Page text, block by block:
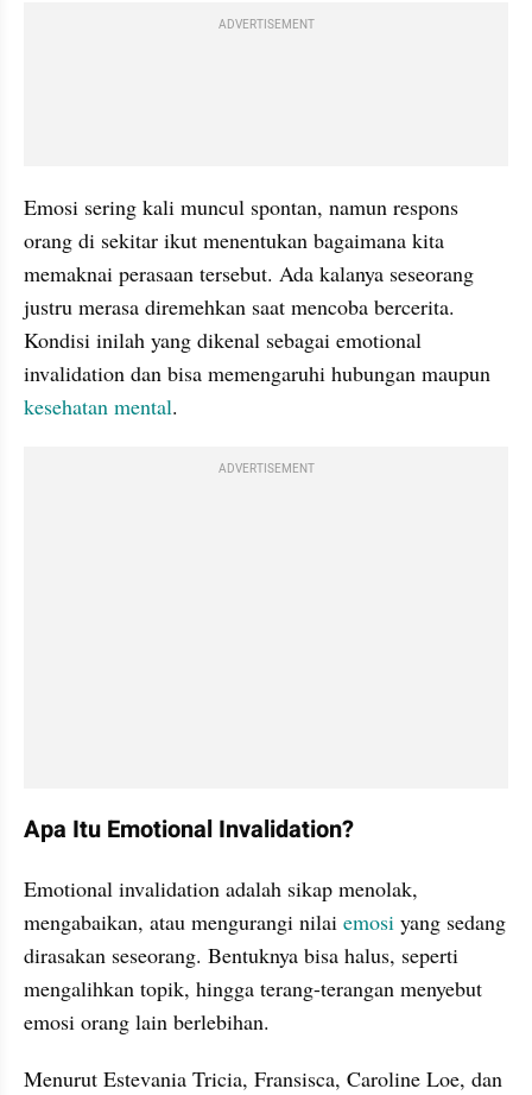
ADVERTISEMENT
Emosi sering kali muncul spontan, namun respons
orang di sekitar ikut menentukan bagaimana kita
memaknai perasaan tersebut. Ada kalanya seseorang
justru merasa diremehkan saat mencoba bercerita.
Kondisi inilah yang dikenal sebagai emotional
kesehatan mental.
ADVERTISEMENT
Apa Itu Emotional Invalidation?
Emotional invalidation adalah sikap menolak,
mengabaikan, atau mengurangi nilai emosi yang sedang
dirasakan seseorang. Bentuknya bisa halus, seperti
mengalihkan topik, hingga terang-terangan menyebut
emosi orang lain berlebihan.
Menurut Estevania Tricia, Fransisca, Caroline Loe, dan